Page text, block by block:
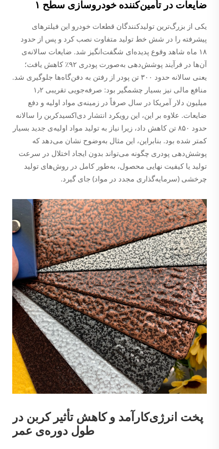
ضایعات در تأمین‌کننده خودروسازی سطح ۱
یکی از بزرگ‌ترین تولیدکنندگان قطعات خودرو این فیلترهای
پیشرفته را در شش خط تولید متفاوت نصب کرد و پس از حدود
۱۸ ماه شاهد وقوع پدیده‌ای شگفت‌انگیز شد. ضایعات سالانه‌ی
آن‌ها در فرآیند پوشش‌دهی به‌صورت پودری ۹۲٪ کاهش یافت؛
یعنی سالانه حدود ۳۰۰ تن پودر از رفتن به دفن‌گاه‌ها جلوگیری شد.
منافع مالی نیز بسیار چشمگیر بود: صرفه‌جویی تقریبی ۱٫۲
میلیون دلار آمریکا در سال صرفاً در زمینه‌ی مواد اولیه و دفع
ضایعات. علاوه بر این، این رویکرد انتشار دی‌اکسیدکربن را سالانه
حدود ۸۵۰ تن کاهش داد، زیرا نیاز به تولید مواد اولیه‌ی جدید بسیار
کمتر شده بود. بنابراین، این مثال به‌وضوح نشان می‌دهد که
پوشش‌دهی پودری چگونه می‌تواند بدون ایجاد اختلال در سرعت
تولید یا کیفیت نهایی محصول، به‌طور کامل در روش‌های تولید
چرخشی (سرمایه‌گذاری مجدد در مواد) جای گیرد.
پخت انرژی‌کارآمد و کاهش تأثیر کربن در
طول دوره‌ی عمر